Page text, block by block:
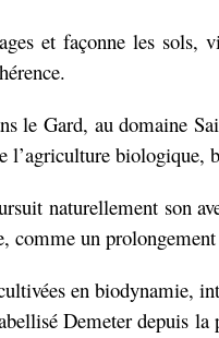
et façonne les sols,
le Gard, au domaine
biologique,
naturellement son
comme un
en
Demeter depuis la